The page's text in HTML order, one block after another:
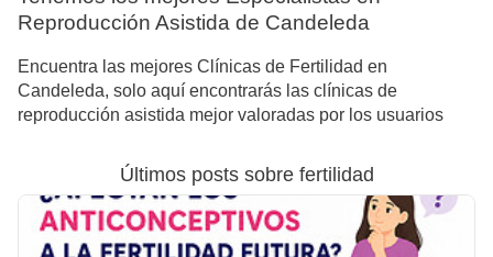
Reproducción Asistida de Candeleda
Encuentra las mejores Clínicas de Fertilidad en
Candeleda, solo aquí encontrarás las clínicas de
reproducción asistida mejor valoradas por los usuarios
Últimos posts sobre fertilidad